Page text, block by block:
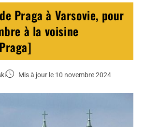
Praga à Varsovie, pour
à la voisine
Mis à jour le 10 novembre 2024